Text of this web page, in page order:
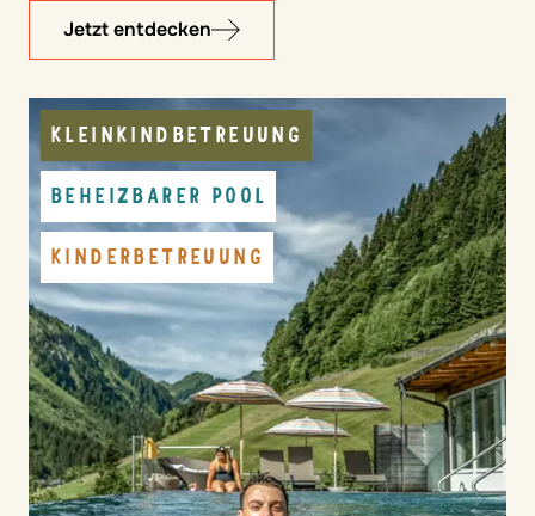
Jetzt entdecken
KLEINKINDBETREUUNG
BEHEIZBARER POOL
KINDERBETREUUNG